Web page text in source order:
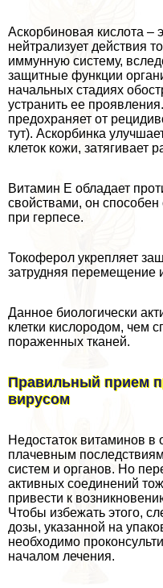
Аскорбиновая кислота –
нейтрализует действия
иммунную систему,
защитные функции
начальных стадиях
устранить ее
пpeдoxpaняет от
тут). Аскорбинка
клеток кожи, затягивает
Витамин Е обладает
свойствами, он
при гepпeсе.
Токоферол укрепляет
затрудняя перемещение
Данное биологически
клетки кислородом, чем
пораженных тканей.
Правильный прием
вирусом
Недостаток витаминов в
плачевным
систем и органов. Но
активных соединений
привести к
Чтобы избежать этого,
дозы, указанной на
необходимо
началом лечения.